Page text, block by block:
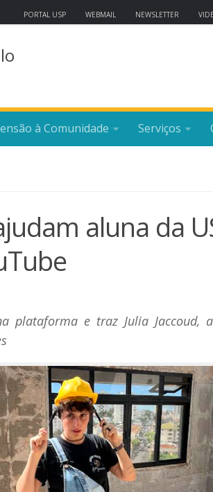
PORTAL USP WEBMAIL NEWSLETTER
à Comunidade Serviços
aluna da
plataforma e traz Julia Jaccoud,